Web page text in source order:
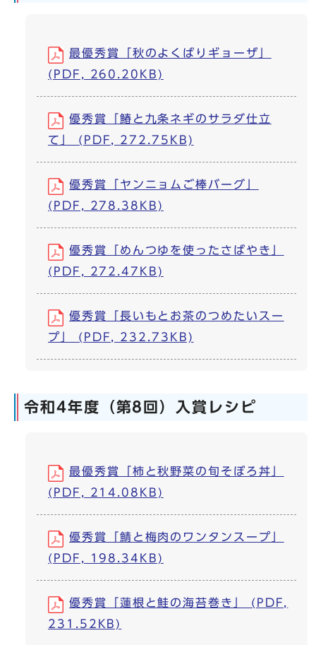
最優秀賞「秋のよくばりギョーザ」
(PDF, 260.20KB)
優秀賞「鰆と九条ネギのサラダ仕立
て」 (PDF, 272.75KB)
優秀賞「ヤンニョムご棒バーグ」
(PDF, 278.38KB)
優秀賞「めんつゆを使ったさばやき」
(PDF, 272.47KB)
優秀賞「長いもとお茶のつめたいスー
プ」 (PDF, 232.73KB)
令和4年度（第8回）入賞レシピ
最優秀賞「柿と秋野菜の旬そぼろ丼」
(PDF, 214.08KB)
優秀賞「鯖と梅肉のワンタンスープ」
(PDF, 198.34KB)
優秀賞「蓮根と鮭の海苔巻き」 (PDF,
231.52KB)